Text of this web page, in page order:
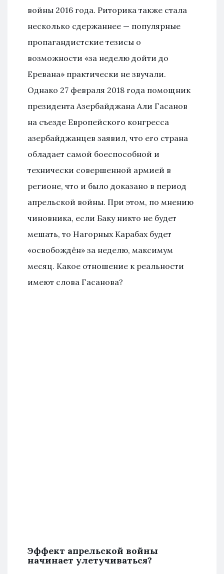
войны 2016 года. Риторика также стала
несколько сдержаннее — популярные
пропагандистские тезисы о
возможности «за неделю дойти до
Еревана» практически не звучали.
Однако 27 февраля 2018 года помощник
президента Азербайджана Али Гасанов
на съезде Европейского конгресса
азербайджанцев заявил, что его страна
обладает самой боеспособной и
технически совершенной армией в
регионе, что и было доказано в период
апрельской войны. При этом, по мнению
чиновника, если Баку никто не будет
мешать, то Нагорных Карабах будет
«освобождён» за неделю, максимум
месяц. Какое отношение к реальности
имеют слова Гасанова?
Эффект апрельской войны
начинает улетучиваться?